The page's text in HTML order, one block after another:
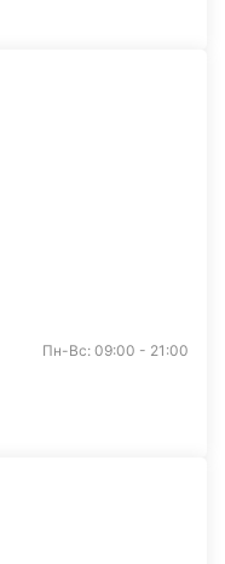
Пн-Вс: 09:00 - 21:00